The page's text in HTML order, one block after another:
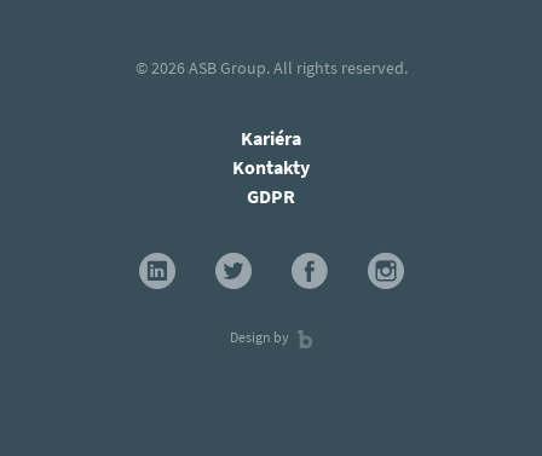
© 2026ASB Group.All rights reserved.
Kariéra
Kontakty
GDPR
Design by